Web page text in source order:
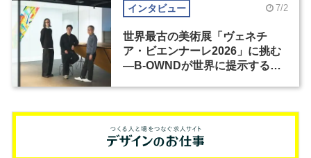
インタビュー 7/2
世界最古の美術展「ヴェネチ
ア・ビエンナーレ2026」に挑む
―B-OWNDが世界に提示する美